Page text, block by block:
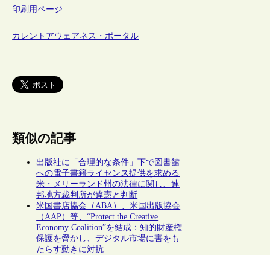
印刷用ページ
カレントアウェアネス・ポータル
類似の記事
出版社に「合理的な条件」下で図書館
への電子書籍ライセンス提供を求める
米・メリーランド州の法律に関し、連
邦地方裁判所が違憲と判断
米国書店協会（ABA）、米国出版協会
（AAP）等、“Protect the Creative
Economy Coalition”を結成：知的財産権
保護を脅かし、デジタル市場に害をも
たらす動きに対抗